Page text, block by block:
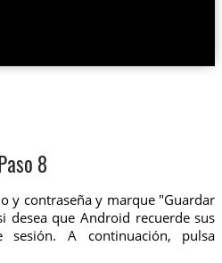
Paso 8
y contraseña y marque "Guardar
desea que Android recuerde sus
sesión. A continuación, pulsa